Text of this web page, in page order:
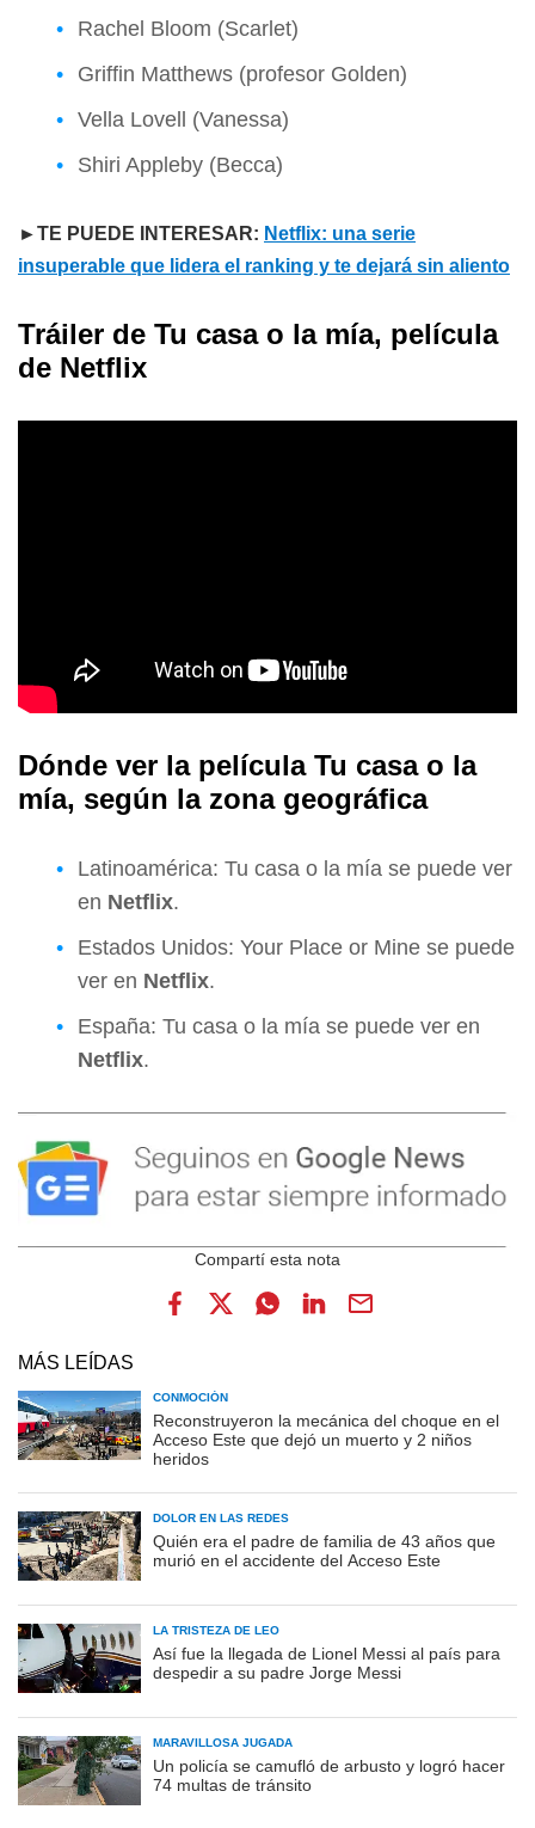
Rachel Bloom (Scarlet)
Griffin Matthews (profesor Golden)
Vella Lovell (Vanessa)
Shiri Appleby (Becca)
►TE PUEDE INTERESAR: Netflix: una serie
insuperable que lidera el ranking y te dejará sin aliento
Tráiler de Tu casa o la mía, película
de Netflix
Dónde ver la película Tu casa o la
mía, según la zona geográfica
Latinoamérica: Tu casa o la mía se puede ver
en Netflix.
Estados Unidos: Your Place or Mine se puede
ver en Netflix.
España: Tu casa o la mía se puede ver en
Netflix.
MÁS LEÍDAS
CONMOCIÓN
Reconstruyeron la mecánica del choque en el
Acceso Este que dejó un muerto y 2 niños
heridos
DOLOR EN LAS REDES
Quién era el padre de familia de 43 años que
murió en el accidente del Acceso Este
LA TRISTEZA DE LEO
Así fue la llegada de Lionel Messi al país para
despedir a su padre Jorge Messi
MARAVILLOSA JUGADA
Un policía se camufló de arbusto y logró hacer
74 multas de tránsito